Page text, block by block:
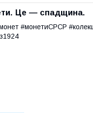
Це — спадщина.
#монетиСРСР